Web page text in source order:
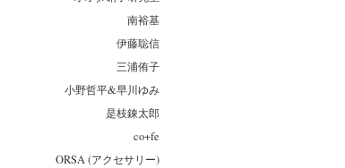
南裕基
伊藤聡信
三浦侑子
小野哲平&早川ゆみ
是枝錬太郎
co+fe
ORSA (アクセサリー)